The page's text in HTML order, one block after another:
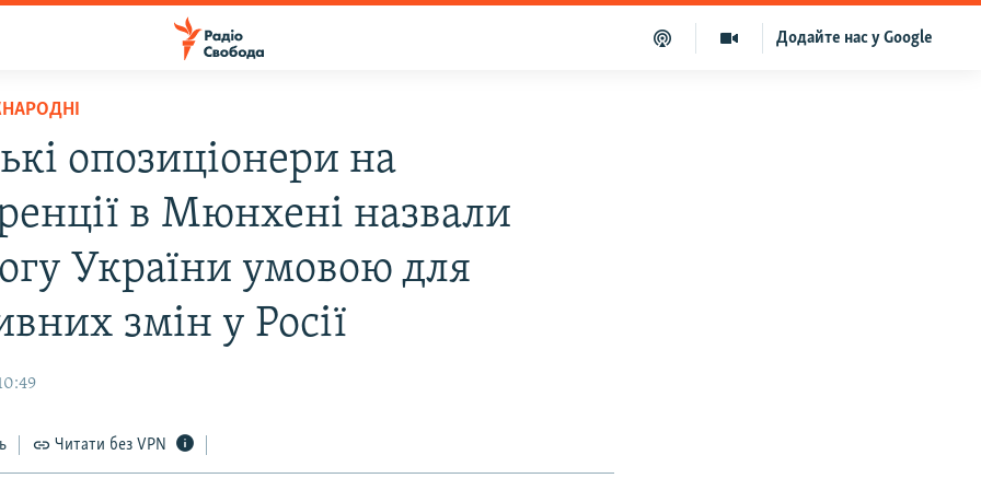
Додайте нас у Google
опозиціонери на
в Мюнхені назвали
України умовою для
змін у Росії
Читати без VPN